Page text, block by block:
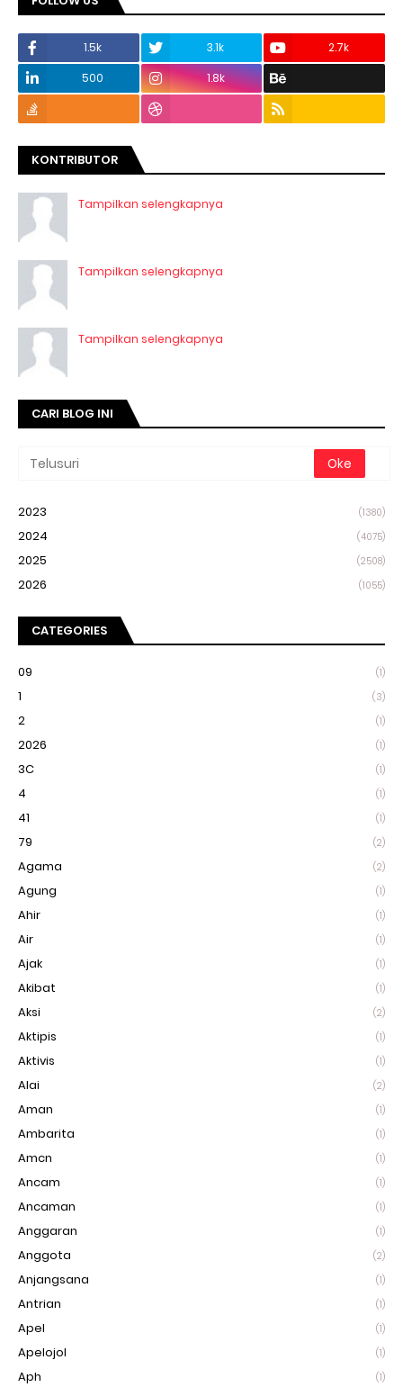
1.5k 3.1k
2.7k
500
1.8k
KONTRIBUTOR
Tampilkan selengkapnya
Tampilkan selengkapnya
Tampilkan selengkapnya
CARI BLOG INI
2023 (1380)
2024 (4075)
2025 (2508)
2026 (1055)
CATEGORIES
09 (1)
1 (3)
2 (1)
2026 (1)
3C (1)
4 (1)
41 (1)
79 (2)
Agama (2)
Agung (1)
Ahir (1)
Air (1)
Ajak (1)
Akibat (1)
Aksi (2)
Aktipis (1)
Aktivis (1)
Alai (2)
Aman (1)
Ambarita (1)
Amcn (1)
Ancam (1)
Ancaman (1)
Anggaran (1)
Anggota (2)
Anjangsana (1)
Antrian (1)
Apel (1)
Apelojol (1)
Aph (1)